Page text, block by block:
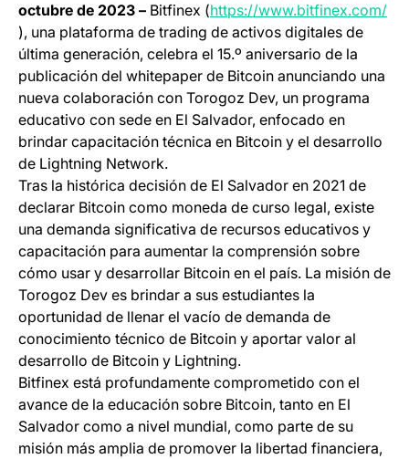
octubre de 2023 – Bitfinex (https://www.bitfinex.com/
(opens in a new tab)
), una plataforma de trading de activos digitales de
última generación, celebra el 15.º aniversario de la
publicación del whitepaper de Bitcoin anunciando una
nueva colaboración con Torogoz Dev, un programa
educativo con sede en El Salvador, enfocado en
brindar capacitación técnica en Bitcoin y el desarrollo
de Lightning Network.
Tras la histórica decisión de El Salvador en 2021 de
declarar Bitcoin como moneda de curso legal, existe
una demanda significativa de recursos educativos y
capacitación para aumentar la comprensión sobre
cómo usar y desarrollar Bitcoin en el país. La misión de
Torogoz Dev es brindar a sus estudiantes la
oportunidad de llenar el vacío de demanda de
conocimiento técnico de Bitcoin y aportar valor al
desarrollo de Bitcoin y Lightning.
Bitfinex está profundamente comprometido con el
avance de la educación sobre Bitcoin, tanto en El
Salvador como a nivel mundial, como parte de su
misión más amplia de promover la libertad financiera,